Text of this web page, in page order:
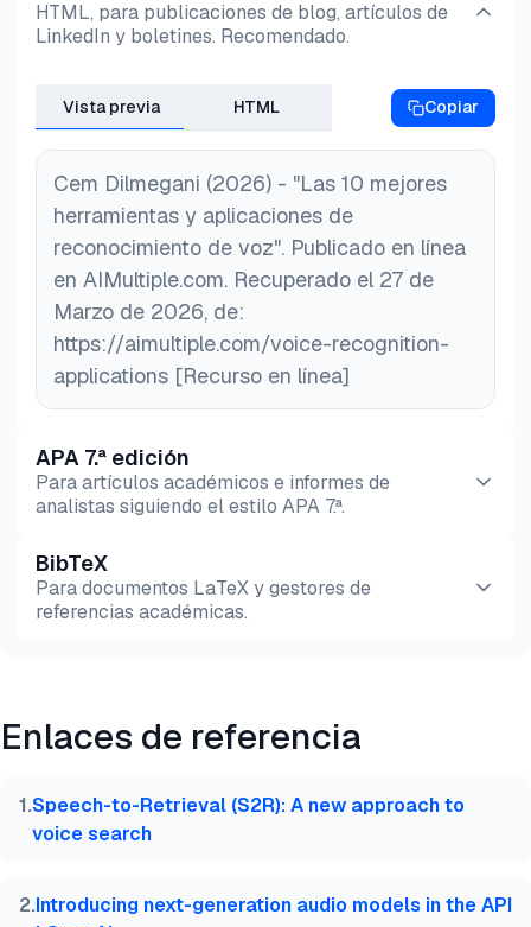
texto, eliminando la necesidad de escribir
manos gratis a través del acceso por voz y
comandos de texto en varios dispositivos,
incluidos los sistemas Windows.
HTML, para publicaciones de blog, artículos de
LinkedIn y boletines. Recomendado.
Vista previa HTML Copiar
Cem Dilmegani (2026) - "Las 10 mejores
herramientas y aplicaciones de
reconocimiento de voz". Publicado en línea
en AIMultiple.com. Recuperado el 27 de
Marzo de 2026, de:
https://aimultiple.com/voice-recognition-
applications [Recurso en línea]
APA 7.ª edición
Para artículos académicos e informes de
analistas siguiendo el estilo APA 7.ª.
Vista previa HTML
BibTeX
Para documentos LaTeX y gestores de
referencias académicas.
@misc{dilmegani2026,
title  = {{Las 10 mejores herramientas y
  month  = mar,
}
Enlaces de referencia
1.​​Speech-to-Retrieval (S2R): A new approach to
voice search
2.Introducing next-generation audio models in the API